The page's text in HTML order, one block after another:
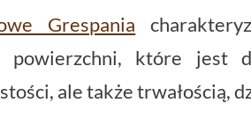
Grespania
powierzchni, które
ale także trwałością,